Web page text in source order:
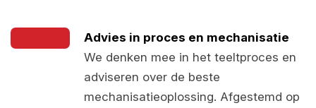
Advies in proces en mechanisatie
We denken mee in het teeltproces en
adviseren over de beste
mechanisatieoplossing. Afgestemd op